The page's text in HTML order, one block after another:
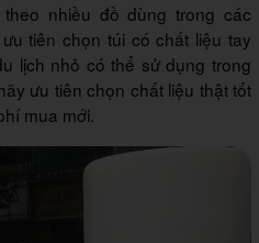
nhiều đồ dùng trong các
tiên chọn túi có chất liệu tay
lịch nhỏ có thể sử dụng trong
ưu tiên chọn chất liệu thật tốt
mua mới.